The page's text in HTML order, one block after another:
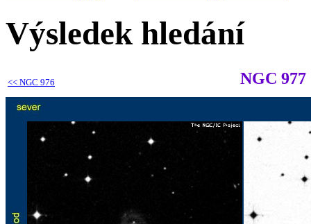
Výsledek hledání
<< NGC 976 NGC 977